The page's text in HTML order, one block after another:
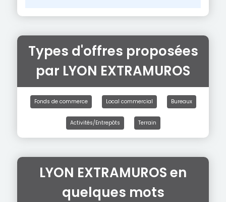
Types d'offres proposées
par LYON EXTRAMUROS
Fonds de commerce Local commercial Bureaux
Activités/Entrepôts Terrain
LYON EXTRAMUROS en
quelques mots